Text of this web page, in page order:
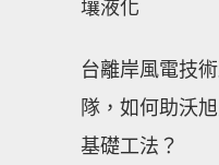
壤液化
台離岸風電技
隊，如何助沃
基礎工法？